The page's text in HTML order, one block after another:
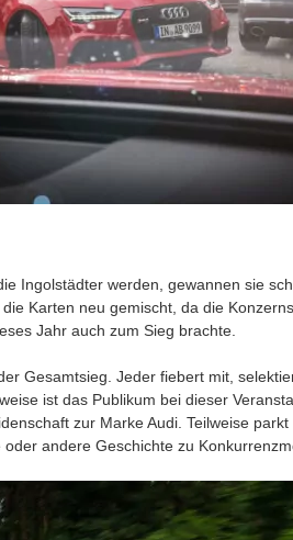
Ingolstädter werden, gewannen sie
Karten neu gemischt, da die
Jahr auch zum Sieg brachte.
Gesamtsieg. Jeder fiebert mit,
ist das Publikum bei dieser
zur Marke Audi. Teilweise
andere Geschichte zu